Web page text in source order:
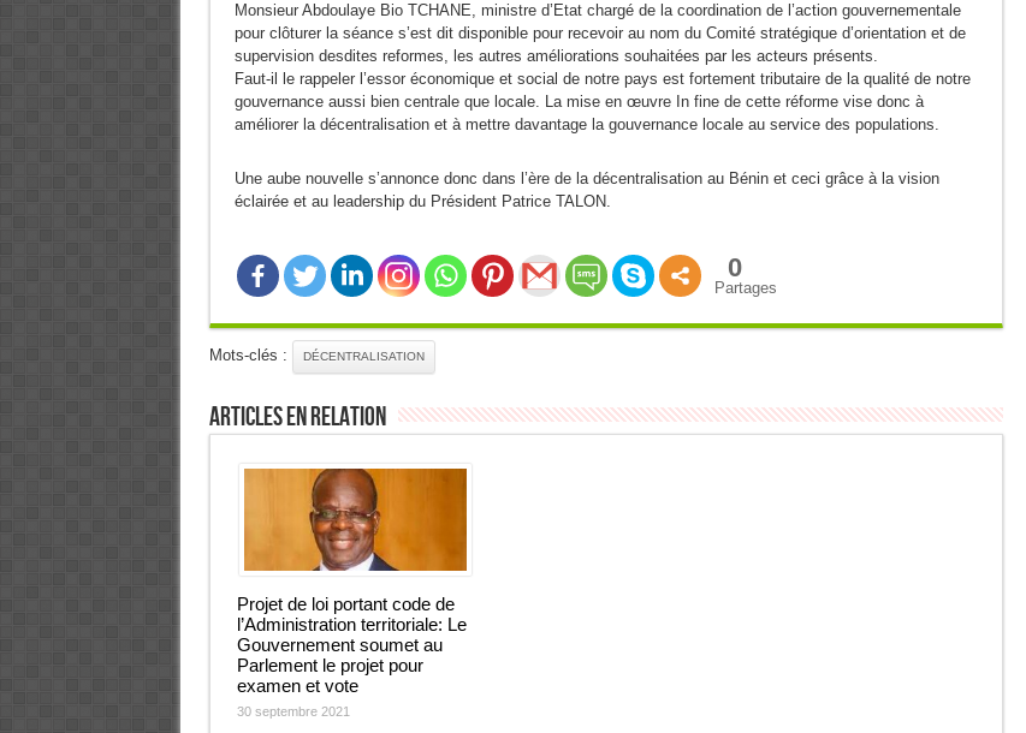
Monsieur Abdoulaye Bio TCHANE, ministre d’Etat chargé de la coordination de l’action gouvernementale
pour clôturer la séance s’est dit disponible pour recevoir au nom du Comité stratégique d’orientation et de
supervision desdites reformes, les autres améliorations souhaitées par les acteurs présents.
Faut-il le rappeler l’essor économique et social de notre pays est fortement tributaire de la qualité de notre
gouvernance aussi bien centrale que locale. La mise en œuvre In fine de cette réforme vise donc à
améliorer la décentralisation et à mettre davantage la gouvernance locale au service des populations.
Une aube nouvelle s’annonce donc dans l’ère de la décentralisation au Bénin et ceci grâce à la vision
éclairée et au leadership du Président Patrice TALON.
0
Partages
Mots-clés : DÉCENTRALISATION
Articles en relation
Projet de loi portant code de
l’Administration territoriale: Le
Gouvernement soumet au
Parlement le projet pour
examen et vote
30 septembre 2021